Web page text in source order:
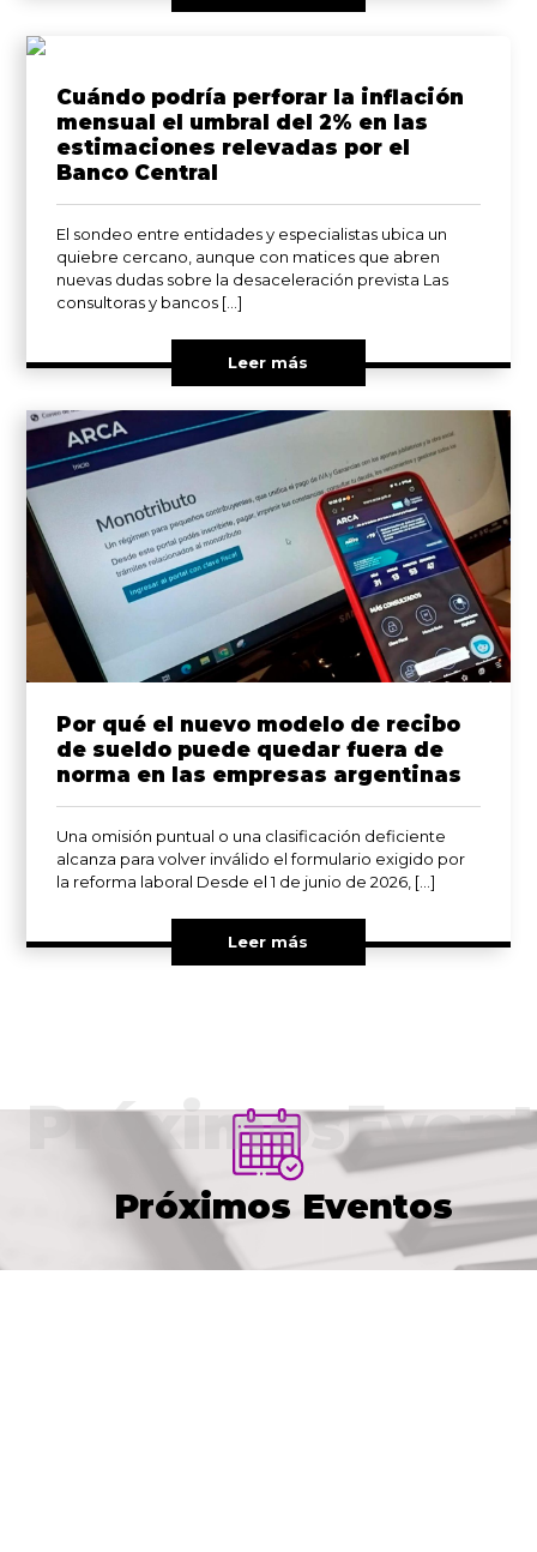
Cuándo podría perforar la inflación
mensual el umbral del 2% en las
estimaciones relevadas por el
Banco Central
El sondeo entre entidades y especialistas ubica un
quiebre cercano, aunque con matices que abren
nuevas dudas sobre la desaceleración prevista Las
consultoras y bancos […]
Leer más
Por qué el nuevo modelo de recibo
de sueldo puede quedar fuera de
norma en las empresas argentinas
Una omisión puntual o una clasificación deficiente
alcanza para volver inválido el formulario exigido por
la reforma laboral Desde el 1 de junio de 2026, […]
Leer más
Próximos Eventos